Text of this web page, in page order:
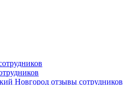
Новгород отзывы сотрудников